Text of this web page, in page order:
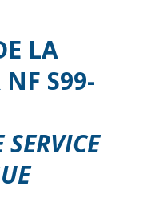
LA
S99-